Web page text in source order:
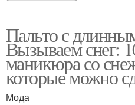
Пальто с
Вызываем снег:
маникюра со
которые можно
Мода